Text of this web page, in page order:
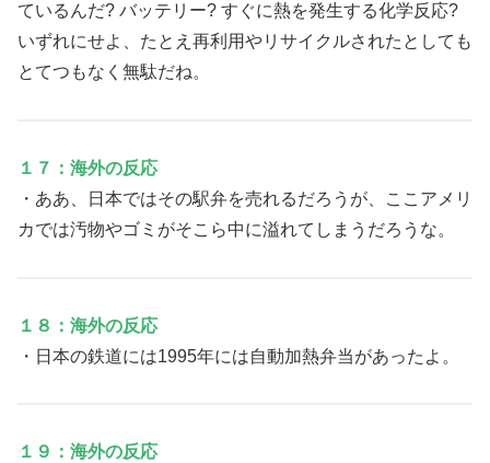
ているんだ? バッテリー? すぐに熱を発生する化学反応?
いずれにせよ、たとえ再利用やリサイクルされたとしても
とてつもなく無駄だね。
１７：海外の反応
・ああ、日本ではその駅弁を売れるだろうが、ここアメリ
カでは汚物やゴミがそこら中に溢れてしまうだろうな。
１８：海外の反応
・日本の鉄道には1995年には自動加熱弁当があったよ。
１９：海外の反応